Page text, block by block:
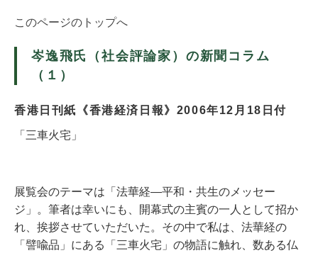
このページのトップへ
岑逸飛氏（社会評論家）の新聞コラム
（１）
香港日刊紙《香港経済日報》2006年12月18日付
「三車火宅」
展覧会のテーマは「法華経―平和・共生のメッセー
ジ」。筆者は幸いにも、開幕式の主賓の一人として招か
れ、挨拶させていただいた。その中で私は、法華経の
「譬喩品」にある「三車火宅」の物語に触れ、数ある仏